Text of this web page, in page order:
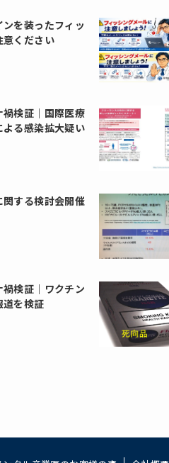
ンを装ったフィッ
意ください
検証｜国際医療
る感染拡大疑い
する検討会開催
検証｜ワクチン
道を検証